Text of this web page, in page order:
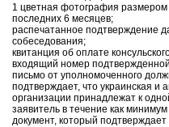
1 цветная фотография
последних 6 месяцев;
распечатанное подтверждение
собеседования;
квитанция об оплате
входящий номер
письмо от уполномоченного
подтверждает, что украинская и
организации принадлежат к
заявитель в течение как
документ, который